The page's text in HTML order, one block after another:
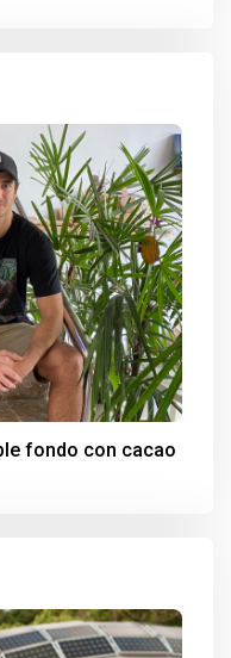
fondo con cacao